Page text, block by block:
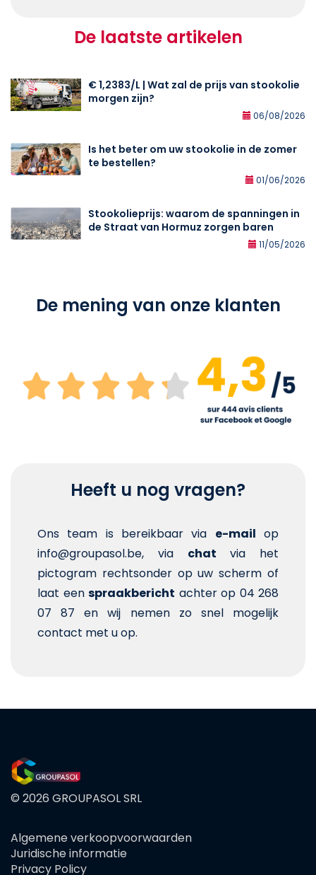
De laatste artikelen
€ 1,2383/L | Wat zal de prijs van stookolie
morgen zijn?
06/08/2026
Is het beter om uw stookolie in de zomer
te bestellen?
01/06/2026
Stookolieprijs: waarom de spanningen in
de Straat van Hormuz zorgen baren
11/05/2026
De mening van onze klanten
Heeft u nog vragen?
Ons team is bereikbaar via e-mail op
info@groupasol.be, via chat via het
pictogram rechtsonder op uw scherm of
laat een spraakbericht achter op 04 268
07 87 en wij nemen zo snel mogelijk
contact met u op.
© 2026 GROUPASOL SRL
FOOTER
MENU
Algemene verkoopvoorwaarden
Juridische informatie
Privacy Policy